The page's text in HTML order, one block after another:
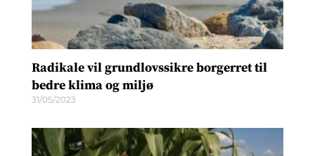
Radikale vil grundlovssikre borgerret til
bedre klima og miljø
31/05/2023